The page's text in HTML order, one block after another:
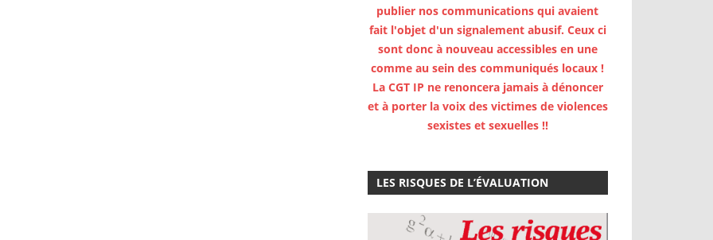
publier nos communications qui avaient
fait l'objet d'un signalement abusif. Ceux ci
sont donc à nouveau accessibles en une
comme au sein des communiqués locaux !
La CGT IP ne renoncera jamais à dénoncer
et à porter la voix des victimes de violences
sexistes et sexuelles !!
LES RISQUES DE L’ÉVALUATION